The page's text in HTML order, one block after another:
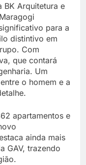
BK Arquitetura e
para a
distintivo em
Com
que contará
Um
o homem e a
apartamentos e
ainda mais
GAV, trazendo